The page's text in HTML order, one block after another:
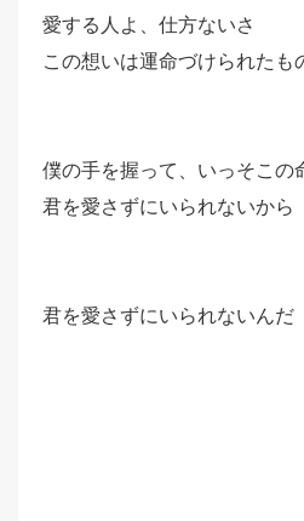
愛する人よ、仕方ないさ
この想いは運命づけられたも
僕の手を握って、いっそこの
君を愛さずにいられないから
君を愛さずにいられないんだ